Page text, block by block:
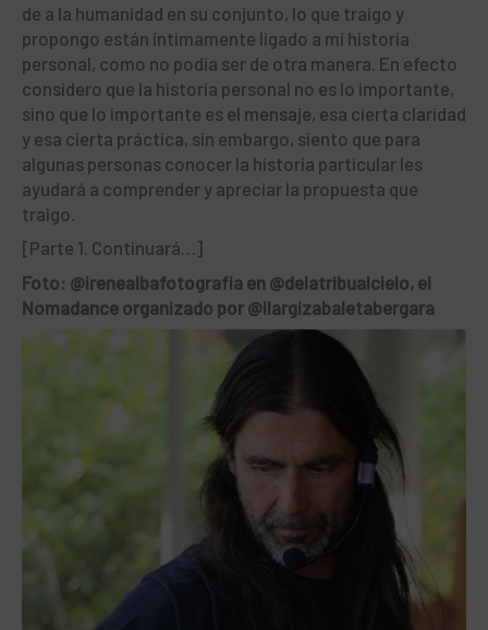
de a la humanidad en su conjunto, lo que traigo y
propongo están íntimamente ligado a mi historia
personal, como no podía ser de otra manera. En efecto
considero que la historia personal no es lo importante,
sino que lo importante es el mensaje, esa cierta claridad
y esa cierta práctica, sin embargo, siento que para
algunas personas conocer la historia particular les
ayudará a comprender y apreciar la propuesta que
traigo.
[Parte 1. Continuará…]
Foto: @irenealbafotografia en @delatribualcielo, el
Nomadance organizado por @ilargizabaletabergara